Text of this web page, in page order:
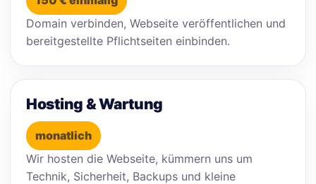
Domain verbinden, Webseite veröffentlichen und
bereitgestellte Pflichtseiten einbinden.
Hosting & Wartung
monatlich
Wir hosten die Webseite, kümmern uns um
Technik, Sicherheit, Backups und kleine